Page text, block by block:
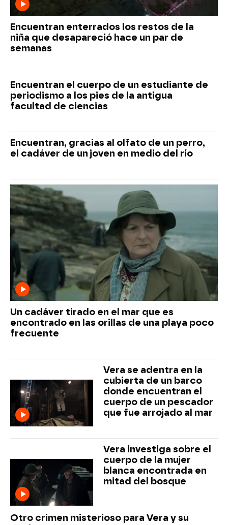
Encuentran enterrados los restos de la
niña que desapareció hace un par de
semanas
Encuentran el cuerpo de un estudiante de
periodismo a los pies de la antigua
facultad de ciencias
Encuentran, gracias al olfato de un perro,
el cadáver de un joven en medio del río
Un cadáver tirado en el mar que es
encontrado en las orillas de una playa poco
frecuente
Vera se adentra en la
cubierta de un barco
donde encuentran el
cuerpo de un pescador
que fue arrojado al mar
Vera investiga sobre el
cuerpo de la mujer
blanca encontrada en
mitad del bosque
Otro crimen misterioso para Vera y su